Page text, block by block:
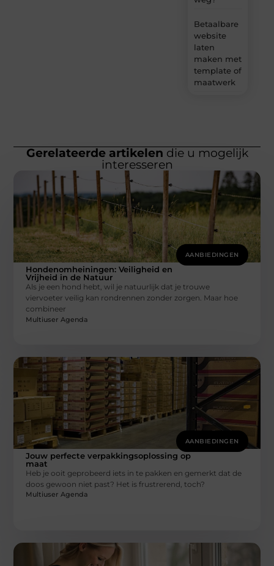
Betaalbare
website
laten
maken met
template of
maatwerk
Gerelateerde artikelen die u mogelijk
interesseren
AANBIEDINGEN
Hondenomheiningen: Veiligheid en
Vrijheid in de Natuur
Als je een hond hebt, wil je natuurlijk dat je trouwe
viervoeter veilig kan rondrennen zonder zorgen. Maar hoe
combineer
Multiuser Agenda
AANBIEDINGEN
Jouw perfecte verpakkingsoplossing op
maat
Heb je ooit geprobeerd iets in te pakken en gemerkt dat de
doos gewoon niet past? Het is frustrerend, toch?
Multiuser Agenda